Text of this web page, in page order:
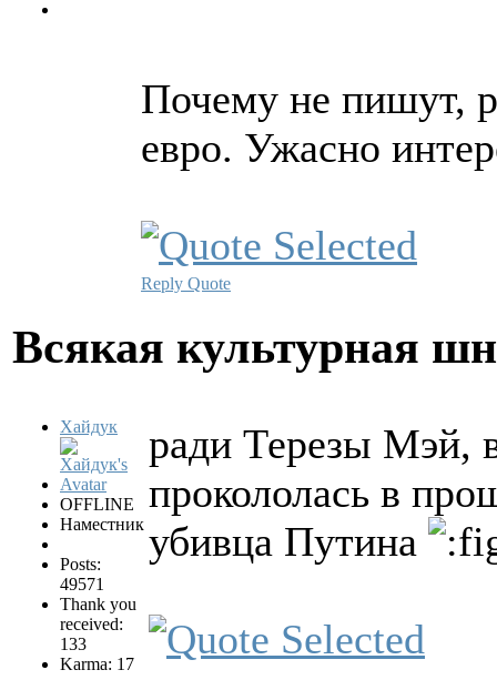
Почему не пишут,
евро. Ужасно
Reply Quote
Всякая культурная
Хайдук
OFFLINE
Наместник
Posts:
49571
Thank you
received:
133
Karma: 17
ради Терезы Мэй,
прокололась в
убивца Путина